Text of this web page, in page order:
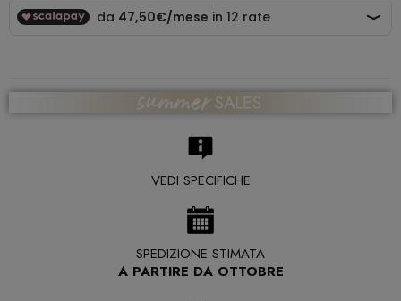
VEDI SPECIFICHE
SPEDIZIONE STIMATA
A PARTIRE DA OTTOBRE